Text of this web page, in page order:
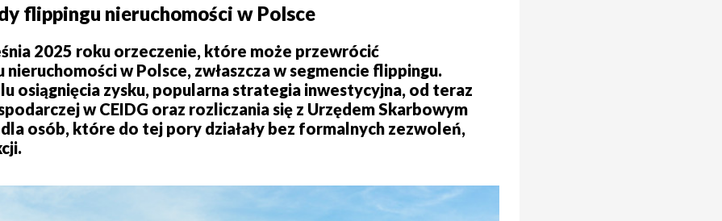
flippingu nieruchomości w Polsce
2025 roku orzeczenie, które może przewrócić
w Polsce, zwłaszcza w segmencie flippingu.
osiągnięcia zysku, popularna strategia inwestycyjna, od teraz
w CEIDG oraz rozliczania się z Urzędem Skarbowym
osób, które do tej pory działały bez formalnych zezwoleń,